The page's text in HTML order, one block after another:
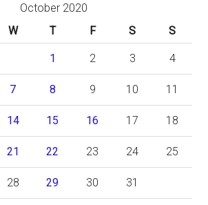
October 2020
W T F S S
1 2 3 4
7 8 9 10 11
14 15 16 17 18
21 22 23 24 25
28 29 30 31